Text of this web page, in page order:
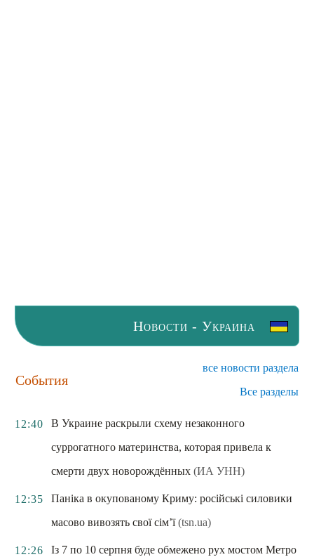
Новости - Украина
События
все новости раздела
Все разделы
12:40
В Украине раскрыли схему незаконного
суррогатного материнства, которая привела к
смерти двух новорождённых (ИА УНН)
12:35
Паніка в окупованому Криму: російські силовики
масово вивозять свої сім’ї (tsn.ua)
12:26
Із 7 по 10 серпня буде обмежено рух мостом Метро